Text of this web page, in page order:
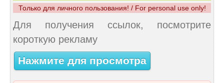
Только для личного пользования! / For personal use only!
Для получения ссылок, посмотрите
короткую рекламу
Нажмите для просмотра